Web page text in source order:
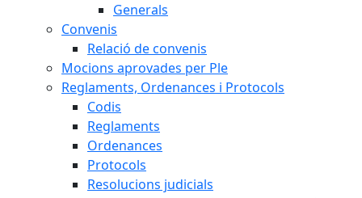
Generals
Convenis
Relació de convenis
Mocions aprovades per Ple
Reglaments, Ordenances i Protocols
Codis
Reglaments
Ordenances
Protocols
Resolucions judicials